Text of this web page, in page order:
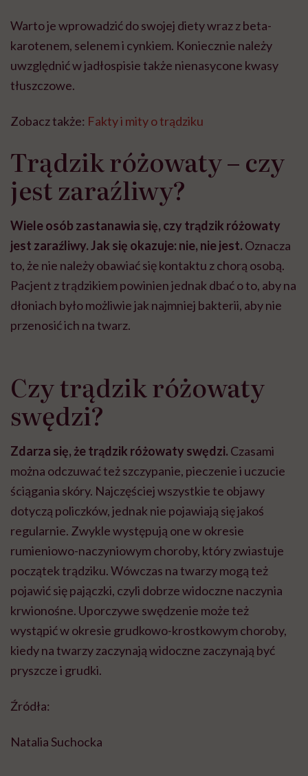
Warto je wprowadzić do swojej diety wraz z beta-
karotenem, selenem i cynkiem. Koniecznie należy
uwzględnić w jadłospisie także nienasycone kwasy
tłuszczowe.
Zobacz także: Fakty i mity o trądziku
Trądzik różowaty – czy
jest zaraźliwy?
Wiele osób zastanawia się, czy trądzik różowaty
jest zaraźliwy. Jak się okazuje: nie, nie jest. Oznacza
to, że nie należy obawiać się kontaktu z chorą osobą.
Pacjent z trądzikiem powinien jednak dbać o to, aby na
dłoniach było możliwie jak najmniej bakterii, aby nie
przenosić ich na twarz.
Czy trądzik różowaty
swędzi?
Zdarza się, że trądzik różowaty swędzi. Czasami
można odczuwać też szczypanie, pieczenie i uczucie
ściągania skóry. Najczęściej wszystkie te objawy
dotyczą policzków, jednak nie pojawiają się jakoś
regularnie. Zwykle występują one w okresie
rumieniowo-naczyniowym choroby, który zwiastuje
początek trądziku. Wówczas na twarzy mogą też
pojawić się pajączki, czyli dobrze widoczne naczynia
krwionośne. Uporczywe swędzenie może też
wystąpić w okresie grudkowo-krostkowym choroby,
kiedy na twarzy zaczynają widoczne zaczynają być
pryszcze i grudki.
Źródła:
Natalia Suchocka